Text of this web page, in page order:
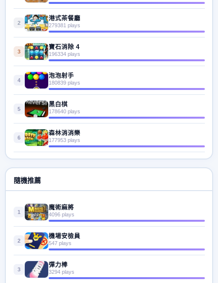
2
港式茶餐廳
279381 plays
3
寶石消除 4
196334 plays
4
泡泡射手
180839 plays
5
黑白棋
178640 plays
6
森林消消樂
177953 plays
隨機推薦
1
魔術麻將
4096 plays
2
機場安檢員
547 plays
3
彈力棒
3294 plays